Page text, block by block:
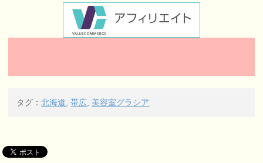
タグ：北海道 ,帯広 美容室グラシア